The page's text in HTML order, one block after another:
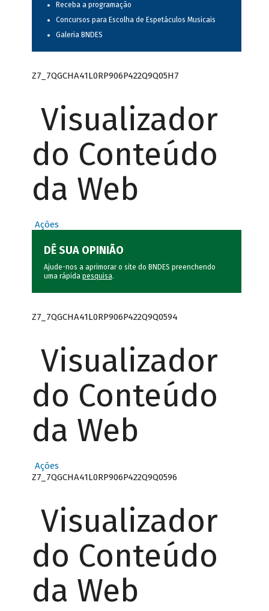
Receba a programação
Concursos para Escolha de Espetáculos Musicais
Galeria BNDES
Z7_7QGCHA41L0RP906P422Q9Q05H7
Visualizador
do Conteúdo
da Web
Ações
DÊ SUA OPINIÃO
Ajude-nos a aprimorar o site do BNDES preenchendo
uma rápida pesquisa.
Z7_7QGCHA41L0RP906P422Q9Q0594
Visualizador
do Conteúdo
da Web
Ações
Z7_7QGCHA41L0RP906P422Q9Q0596
Visualizador
do Conteúdo
da Web